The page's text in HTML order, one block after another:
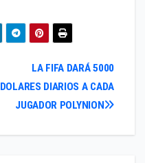
LA FIFA DARÁ 5000
DOLARES DIARIOS A CADA
JUGADOR POLYNION